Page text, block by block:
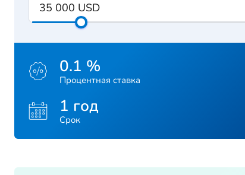
0.1 %
Процентная ставка
1 год
Срок